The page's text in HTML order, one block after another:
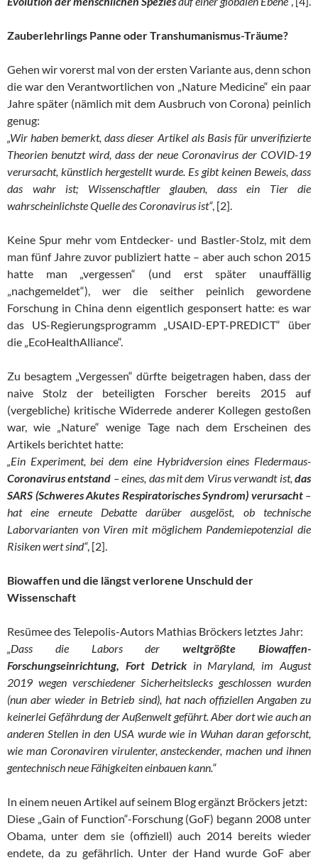
Zauberlehrlings Panne oder Transhumanismus-Träume?
Gehen wir vorerst mal von der ersten Variante aus, denn schon
die war den Verantwortlichen von „Nature Medicine“ ein paar
Jahre später (nämlich mit dem Ausbruch von Corona) peinlich
genug:
„Wir haben bemerkt, dass dieser Artikel als Basis für unverifizierte
Theorien benutzt wird, dass der neue Coronavirus der COVID-19
verursacht, künstlich hergestellt wurde. Es gibt keinen Beweis, dass
das wahr ist; Wissenschaftler glauben, dass ein Tier die
wahrscheinlichste Quelle des Coronavirus ist“, [2].
Keine Spur mehr vom Entdecker- und Bastler-Stolz, mit dem
man fünf Jahre zuvor publiziert hatte – aber auch schon 2015
hatte man „vergessen“ (und erst später unauffällig
„nachgemeldet“), wer die seither peinlich gewordene
Forschung in China denn eigentlich gesponsert hatte: es war
das US-Regierungsprogramm „USAID-EPT-PREDICT“ über
die „EcoHealthAlliance“.
Zu besagtem „Vergessen“ dürfte beigetragen haben, dass der
naive Stolz der beteiligten Forscher bereits 2015 auf
(vergebliche) kritische Widerrede anderer Kollegen gestoßen
war, wie „Nature“ wenige Tage nach dem Erscheinen des
Artikels berichtet hatte:
„Ein Experiment, bei dem eine Hybridversion eines Fledermaus-
Coronavirus entstand – eines, das mit dem Virus verwandt ist,das
SARS (Schweres Akutes Respiratorisches Syndrom) verursacht–
hat eine erneute Debatte darüber ausgelöst, ob technische
Laborvarianten von Viren mit möglichem Pandemiepotenzial die
Risiken wert sind“, [2].
Biowaffen und die längst verlorene Unschuld der
Wissenschaft
Resümee des Telepolis-Autors Mathias Bröckers letztes Jahr:
„Dass die Labors derweltgrößte Biowaffen-
Forschungseinrichtung, Fort Detrickin Maryland, im August
2019 wegen verschiedener Sicherheitslecks geschlossen wurden
(nun aber wieder in Betrieb sind), hat nach offiziellen Angaben zu
keinerlei Gefährdung der Außenwelt geführt. Aber dort wie auch an
anderen Stellen in den USA wurde wie in Wuhan daran geforscht,
wie man Coronaviren virulenter, ansteckender, machen und ihnen
gentechnisch neue Fähigkeiten einbauen kann.“
In einem neuen Artikel auf seinem Blog ergänzt Bröckers jetzt:
Diese „Gain of Function“-Forschung (GoF) begann 2008 unter
Obama, unter dem sie (offiziell) auch 2014 bereits wieder
endete, da zu gefährlich. Unter der Hand wurde GoF aber